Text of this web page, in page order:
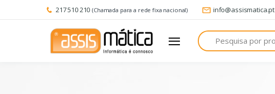
217 510 210 (Chamada para a rede fixa nacional) info@assismatica.pt
Pesquisa